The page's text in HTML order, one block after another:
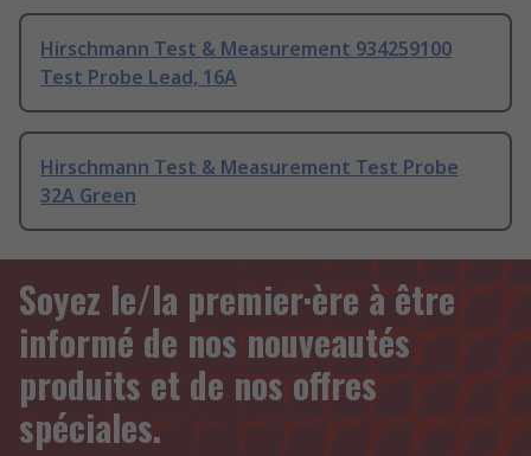
Hirschmann Test & Measurement 934259100
Test Probe Lead, 16A
Hirschmann Test & Measurement Test Probe
32A Green
Soyez le/la premier·ère à être
informé de nos nouveautés
produits et de nos offres
spéciales.